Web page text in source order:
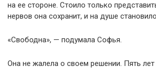
на ее стороне. Стоило только
нервов она сохранит, и на душе
«Свободна», — подумала Софья.
Она не жалела о своем решении. Пять